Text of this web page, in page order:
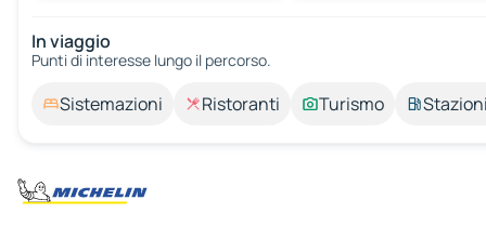
In viaggio
Punti di interesse lungo il percorso.
Sistemazioni Ristoranti Turismo